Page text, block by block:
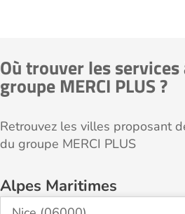
Où trouver les
groupe MERCI PLUS ?
Retrouvez les villes proposant
du groupe MERCI PLUS
Alpes Maritimes